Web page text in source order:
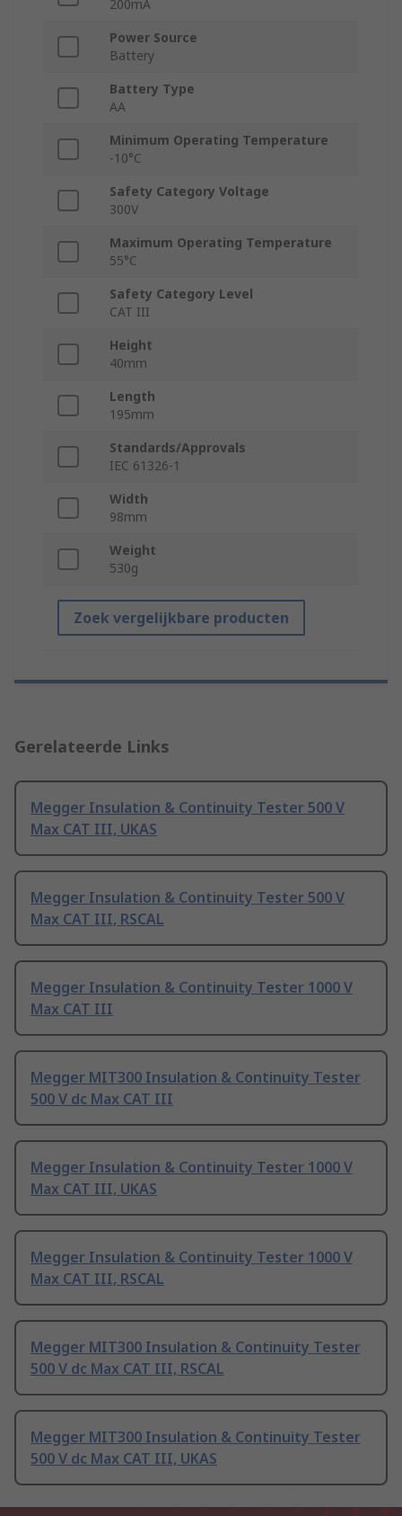
200mA
Power Source
Battery
Battery Type
AA
Minimum Operating Temperature
-10°C
Safety Category Voltage
300V
Maximum Operating Temperature
55°C
Safety Category Level
CAT III
Height
40mm
Length
195mm
Standards/Approvals
IEC 61326-1
Width
98mm
Weight
530g
Zoek vergelijkbare producten
Gerelateerde Links
Megger Insulation & Continuity Tester 500 V
Max CAT III, UKAS
Megger Insulation & Continuity Tester 500 V
Max CAT III, RSCAL
Megger Insulation & Continuity Tester 1000 V
Max CAT III
Megger MIT300 Insulation & Continuity Tester
500 V dc Max CAT III
Megger Insulation & Continuity Tester 1000 V
Max CAT III, UKAS
Megger Insulation & Continuity Tester 1000 V
Max CAT III, RSCAL
Megger MIT300 Insulation & Continuity Tester
500 V dc Max CAT III, RSCAL
Megger MIT300 Insulation & Continuity Tester
500 V dc Max CAT III, UKAS